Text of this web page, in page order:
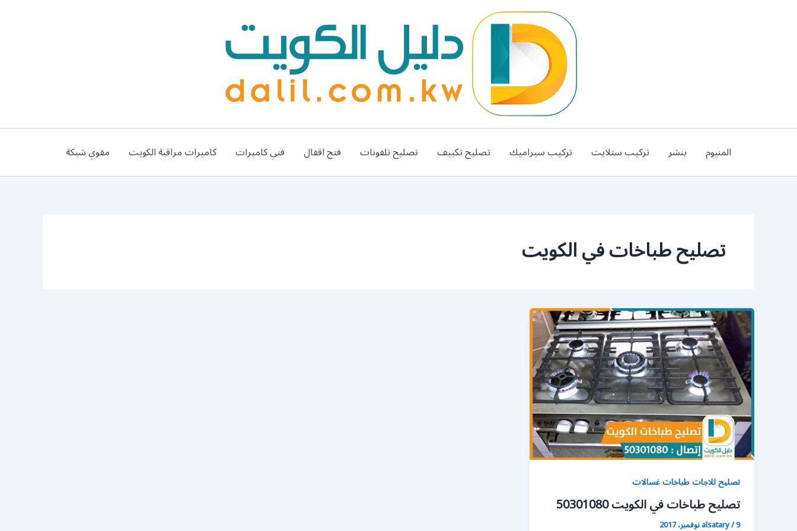
المنيوم بنشر تركيب ستلايت تركيب سيراميك تصليح تكييف تصليح تلفونات فتح اقفال فني كاميرات كاميرات مراقبة الكويت مقوي شبكة
تصليح طباخات في الكويت
تصليح ثلاجات طباخات غسالات
تصليح طباخات في الكويت 50301080
alsatary/9 نوفمبر، 2017